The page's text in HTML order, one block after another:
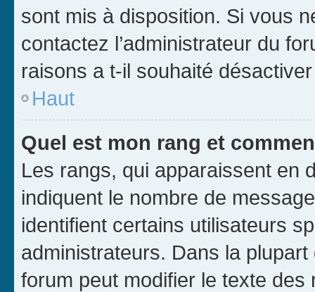
sont mis à disposition. Si vous
contactez l’administrateur du
raisons a t-il souhaité
Haut
Quel est mon rang et
Les rangs, qui apparaissent en
indiquent le nombre de
identifient certains utilisateurs
administrateurs. Dans la
forum peut modifier le texte